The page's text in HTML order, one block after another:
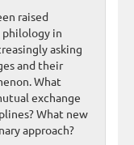
raised
in
asking
and their
What
exchange
What new
approach?